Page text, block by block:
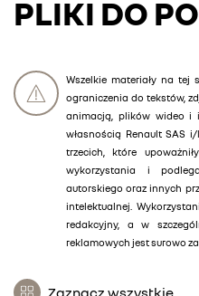
PLIKI DO
Wszelkie materiały na tej
ograniczenia do tekstów,
animacją, plików wideo i
własnością Renault SAS
trzecich, które
wykorzystania i
autorskiego oraz innych
intelektualnej.
redakcyjny, a w
reklamowych jest surowo
Zaznacz wszystkie